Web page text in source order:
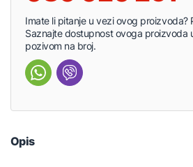
Imate li pitanje u vezi ovog proizvoda?
Saznajte dostupnost ovoga proizvoda
pozivom na broj.
Opis